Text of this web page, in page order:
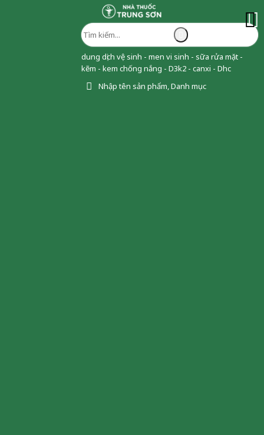
dung dịch vệ sinh - men vi sinh - sữa rửa mặt -
kẽm - kem chống nắng - D3k2 - canxi - Dhc
Nhập tên sản phẩm, Danh mục